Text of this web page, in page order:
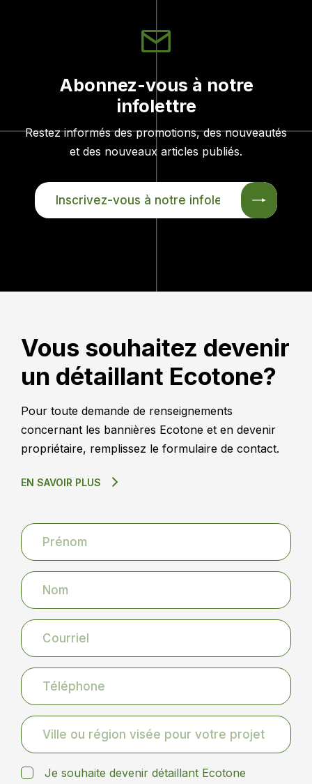
Abonnez-vous à notre
infolettre
Restez informés des promotions, des nouveautés
et des nouveaux articles publiés.
INSCRIVEZ-
VOUS
Vous souhaitez devenir
un détaillant Ecotone?
Pour toute demande de renseignements
concernant les bannières Ecotone et en devenir
propriétaire, remplissez le formulaire de contact.
EN SAVOIR PLUS
Je souhaite devenir détaillant Ecotone